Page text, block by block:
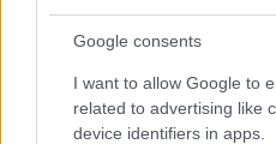
Google consents
I want to allow Google to
related to advertising like
device identifiers in apps.